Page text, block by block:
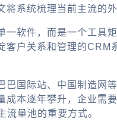
系统梳理当前主流的
一软件，而是一个工具
户关系和管理的
巴国际站、中国制造网
本逐年攀升，企业需
流量池的重要方式。